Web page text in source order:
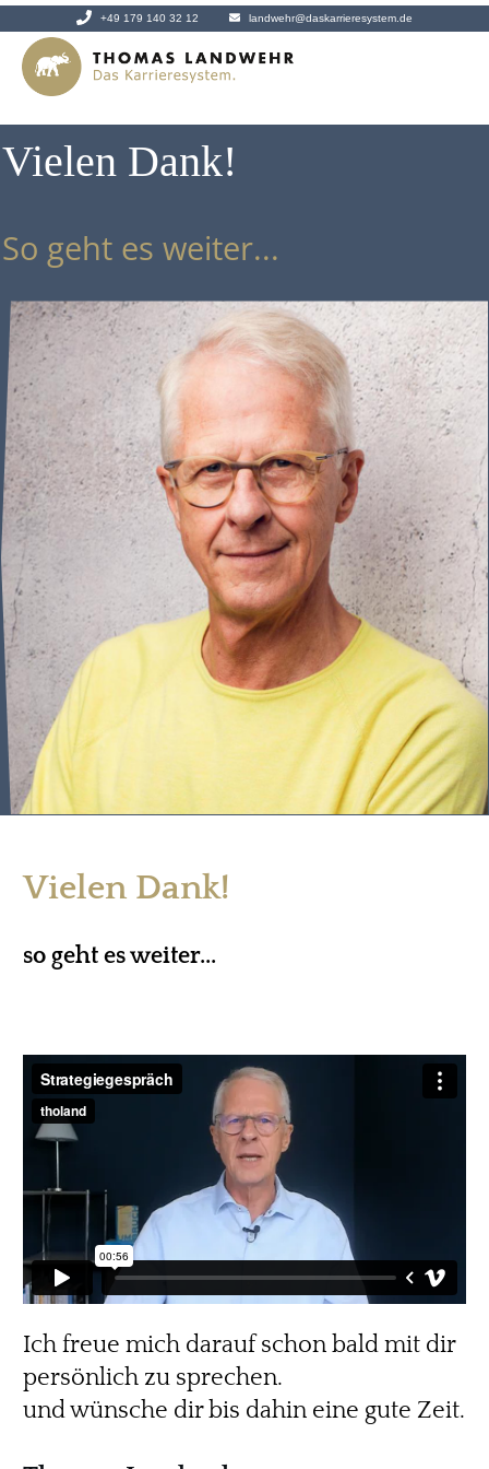
+49 179 140 32 12 landwehr@daskarrieresystem.de
Vielen Dank!
So geht es weiter...
Vielen Dank!
so geht es weiter...
Ich freue mich darauf schon bald mit dir
persönlich zu sprechen.
und wünsche dir bis dahin eine gute Zeit.